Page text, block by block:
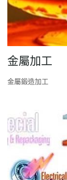
金屬加工
金屬鍛造加工